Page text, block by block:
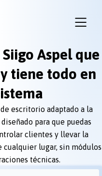
Aspel que
tiene todo en
escritorio adaptado a la
para que puedas
clientes y llevar la
lugar, sin módulos
técnicas.